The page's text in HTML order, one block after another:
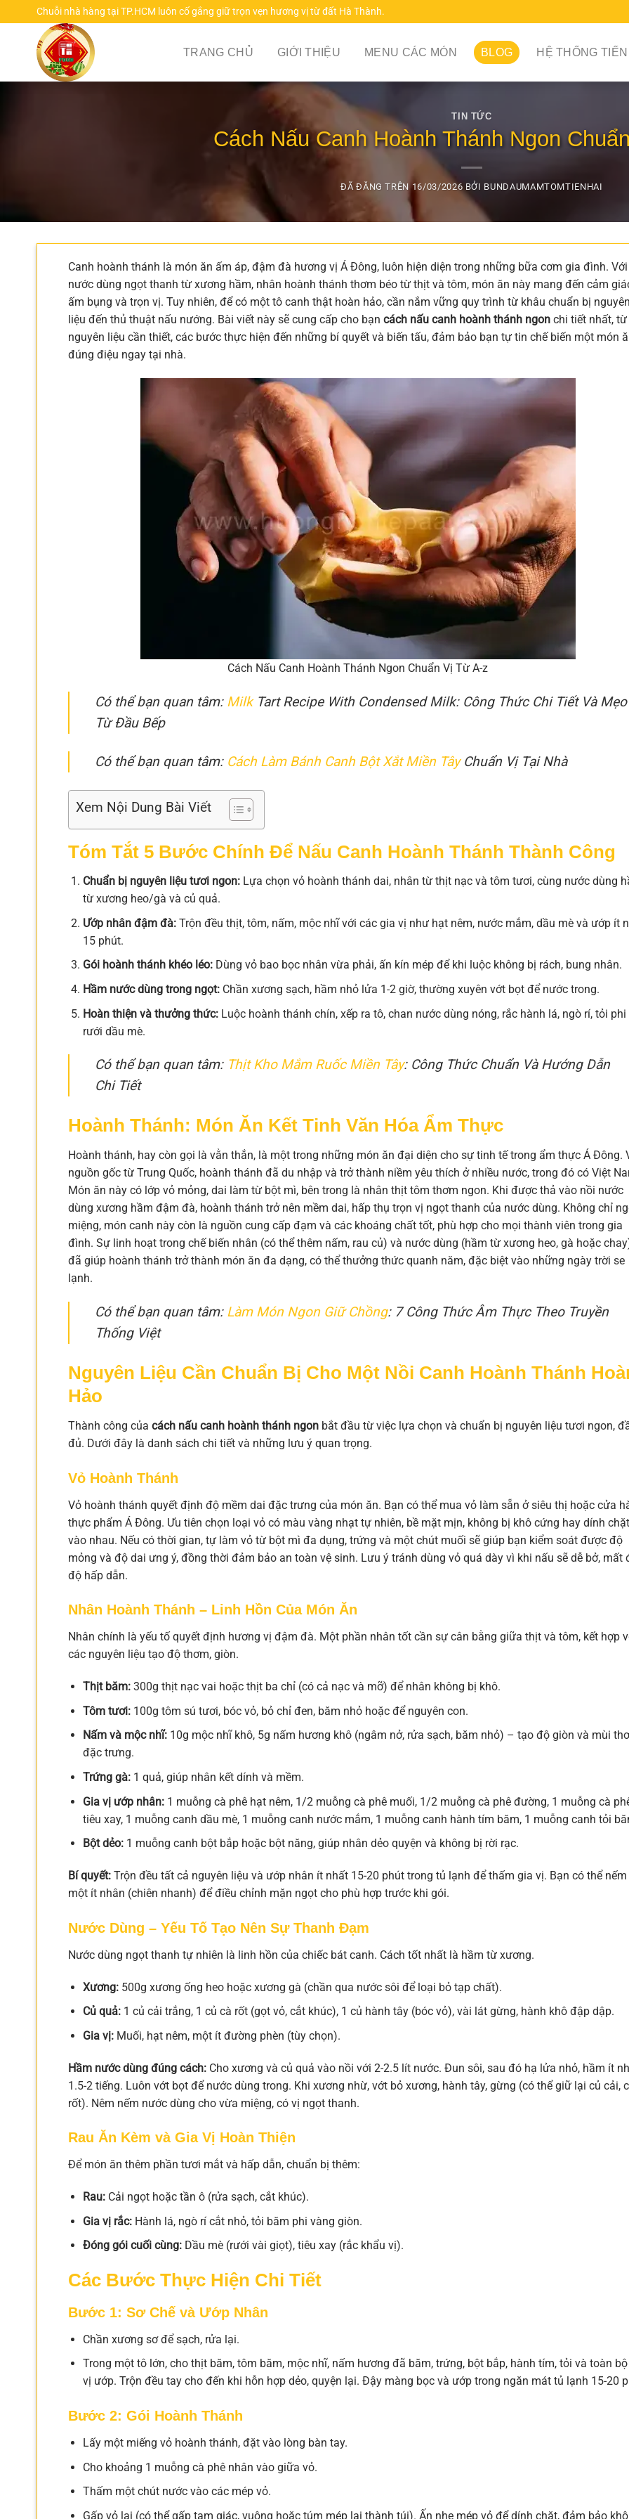
đến
Chuỗi nhà hàng tại TP.HCM luôn cố gắng giữ trọn vẹn hương vị từ đất Hà Thành.
TRANG CHỦ GIỚI THIỆU MENU CÁC MÓN BLOG HỆ THỐNG TIẾN
TIN TỨC
Cách Nấu Canh Hoành Thánh Ngon
ĐÃ ĐĂNG TRÊN16/03/2026 BỞI BUNDAUMAMTOMTIENHAI
Canh hoành thánh là món ăn ấm áp, đậm đà hương vị Á Đông, luôn hiện diện trong những bữa cơm gia đình. Với
nước dùng ngọt thanh từ xương hầm, nhân hoành thánh thơm béo từ thịt và tôm, món ăn này mang đến cảm
ấm bụng và trọn vị. Tuy nhiên, để có một tô canh thật hoàn hảo, cần nắm vững quy trình từ khâu chuẩn bị nguyên
liệu đến thủ thuật nấu nướng. Bài viết này sẽ cung cấp cho bạn cách nấu canh hoành thánh ngon chi tiết nhất, từ
nguyên liệu cần thiết, các bước thực hiện đến những bí quyết và biến tấu, đảm bảo bạn tự tin chế biến một món
đúng điệu ngay tại nhà.
Cách Nấu Canh Hoành Thánh Ngon Chuẩn Vị Từ A-z
Có thể bạn quan tâm: MilkTart Recipe With Condensed Milk: Công Thức Chi Tiết Và Mẹo
Từ Đầu Bếp
Có thể bạn quan tâm: Cách Làm Bánh Canh Bột Xắt Miền TâyChuẩn Vị Tại Nhà
Xem Nội Dung Bài Viết
Tóm Tắt 5 Bước Chính Để Nấu Canh Hoành Thánh Thành Công
Chuẩn bị nguyên liệu tươi ngon:Lựa chọn vỏ hoành thánh dai, nhân từ thịt nạc và tôm tươi, cùng nước dùng
từ xương heo/gà và củ quả.
Ướp nhân đậm đà:Trộn đều thịt, tôm, nấm, mộc nhĩ với các gia vị như hạt nêm, nước mắm, dầu mè và ướp ít
15 phút.
Gói hoành thánh khéo léo:Dùng vỏ bao bọc nhân vừa phải, ấn kín mép để khi luộc không bị rách, bung nhân.
Hầm nước dùng trong ngọt:Chần xương sạch, hầm nhỏ lửa 1-2 giờ, thường xuyên vớt bọt để nước trong.
Hoàn thiện và thưởng thức:Luộc hoành thánh chín, xếp ra tô, chan nước dùng nóng, rắc hành lá, ngò rí, tỏi phi
rưới dầu mè.
Có thể bạn quan tâm: Thịt Kho Mắm Ruốc Miền Tây: Công Thức Chuẩn Và Hướng Dẫn
Chi Tiết
Hoành Thánh: Món Ăn Kết Tinh Văn Hóa Ẩm Thực
Hoành thánh, hay còn gọi là vằn thắn, là một trong những món ăn đại diện cho sự tinh tế trong ẩm thực Á Đông.
nguồn gốc từ Trung Quốc, hoành thánh đã du nhập và trở thành niềm yêu thích ở nhiều nước, trong đó có Việt
Món ăn này có lớp vỏ mỏng, dai làm từ bột mì, bên trong là nhân thịt tôm thơm ngon. Khi được thả vào nồi nước
dùng xương hầm đậm đà, hoành thánh trở nên mềm dai, hấp thụ trọn vị ngọt thanh của nước dùng. Không chỉ
miệng, món canh này còn là nguồn cung cấp đạm và các khoáng chất tốt, phù hợp cho mọi thành viên trong gia
đình. Sự linh hoạt trong chế biến nhân (có thể thêm nấm, rau củ) và nước dùng (hầm từ xương heo, gà hoặc
đã giúp hoành thánh trở thành món ăn đa dạng, có thể thưởng thức quanh năm, đặc biệt vào những ngày trời se
lạnh.
Có thể bạn quan tâm: Làm Món Ngon Giữ Chồng: 7 Công Thức Âm Thực Theo Truyền
Thống Việt
Nguyên Liệu Cần Chuẩn Bị Cho Một Nồi Canh Hoành Thánh
Hảo
Thành công của cách nấu canh hoành thánh ngon bắt đầu từ việc lựa chọn và chuẩn bị nguyên liệu tươi ngon,
đủ. Dưới đây là danh sách chi tiết và những lưu ý quan trọng.
Vỏ Hoành Thánh
Vỏ hoành thánh quyết định độ mềm dai đặc trưng của món ăn. Bạn có thể mua vỏ làm sẵn ở siêu thị hoặc cửa
thực phẩm Á Đông. Ưu tiên chọn loại vỏ có màu vàng nhạt tự nhiên, bề mặt mịn, không bị khô cứng hay dính chặt
vào nhau. Nếu có thời gian, tự làm vỏ từ bột mì đa dụng, trứng và một chút muối sẽ giúp bạn kiểm soát được độ
mỏng và độ dai ưng ý, đồng thời đảm bảo an toàn vệ sinh. Lưu ý tránh dùng vỏ quá dày vì khi nấu sẽ dễ bở, mất
độ hấp dẫn.
Nhân Hoành Thánh – Linh Hồn Của Món Ăn
Nhân chính là yếu tố quyết định hương vị đậm đà. Một phần nhân tốt cần sự cân bằng giữa thịt và tôm, kết hợp
các nguyên liệu tạo độ thơm, giòn.
Thịt băm:300g thịt nạc vai hoặc thịt ba chỉ (có cả nạc và mỡ) để nhân không bị khô.
Tôm tươi:100g tôm sú tươi, bóc vỏ, bỏ chỉ đen, băm nhỏ hoặc để nguyên con.
Nấm và mộc nhĩ:10g mộc nhĩ khô, 5g nấm hương khô (ngâm nở, rửa sạch, băm nhỏ) – tạo độ giòn và mùi
đặc trưng.
Trứng gà:1 quả, giúp nhân kết dính và mềm.
Gia vị ướp nhân:1 muỗng cà phê hạt nêm, 1/2 muỗng cà phê muối, 1/2 muỗng cà phê đường, 1 muỗng cà
tiêu xay, 1 muỗng canh dầu mè, 1 muỗng canh nước mắm, 1 muỗng canh hành tím băm, 1 muỗng canh tỏi
Bột dẻo:1 muỗng canh bột bắp hoặc bột năng, giúp nhân dẻo quyện và không bị rời rạc.
Bí quyết: Trộn đều tất cả nguyên liệu và ướp nhân ít nhất 15-20 phút trong tủ lạnh để thấm gia vị. Bạn có thể
một ít nhân (chiên nhanh) để điều chỉnh mặn ngọt cho phù hợp trước khi gói.
Nước Dùng – Yếu Tố Tạo Nên Sự Thanh Đạm
Nước dùng ngọt thanh tự nhiên là linh hồn của chiếc bát canh. Cách tốt nhất là hầm từ xương.
Xương:500g xương ống heo hoặc xương gà (chần qua nước sôi để loại bỏ tạp chất).
Củ quả:1 củ cải trắng, 1 củ cà rốt (gọt vỏ, cắt khúc), 1 củ hành tây (bóc vỏ), vài lát gừng, hành khô đập dập.
Gia vị:Muối, hạt nêm, một ít đường phèn (tùy chọn).
Hầm nước dùng đúng cách: Cho xương và củ quả vào nồi với 2-2.5 lít nước. Đun sôi, sau đó hạ lửa nhỏ, hầm ít
1.5-2 tiếng. Luôn vớt bọt để nước dùng trong. Khi xương nhừ, vớt bỏ xương, hành tây, gừng (có thể giữ lại củ cải,
rốt). Nêm nếm nước dùng cho vừa miệng, có vị ngọt thanh.
Rau Ăn Kèm và Gia Vị Hoàn Thiện
Để món ăn thêm phần tươi mắt và hấp dẫn, chuẩn bị thêm:
Rau:Cải ngọt hoặc tần ô (rửa sạch, cắt khúc).
Gia vị rắc:Hành lá, ngò rí cắt nhỏ, tỏi băm phi vàng giòn.
Đóng gói cuối cùng:Dầu mè (rưới vài giọt), tiêu xay (rắc khẩu vị).
Các Bước Thực Hiện Chi Tiết
Bước 1: Sơ Chế và Ướp Nhân
Chần xương sơ để sạch, rửa lại.
Trong một tô lớn, cho thịt băm, tôm băm, mộc nhĩ, nấm hương đã băm, trứng, bột bắp, hành tím, tỏi và toàn
vị ướp. Trộn đều tay cho đến khi hỗn hợp dẻo, quyện lại. Đậy màng bọc và ướp trong ngăn mát tủ lạnh 15-20
Bước 2: Gói Hoành Thánh
Lấy một miếng vỏ hoành thánh, đặt vào lòng bàn tay.
Cho khoảng 1 muỗng cà phê nhân vào giữa vỏ.
Thấm một chút nước vào các mép vỏ.
Gấp vỏ lại (có thể gấp tam giác, vuông hoặc túm mép lại thành túi). Ấn nhẹ mép vỏ để dính chặt, đảm bảo